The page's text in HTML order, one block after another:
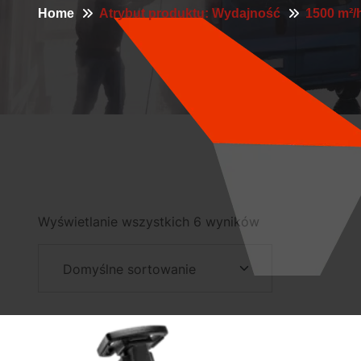
Home Atrybut produktu: Wydajność 1500 m²/
Wyświetlanie wszystkich 6 wyników